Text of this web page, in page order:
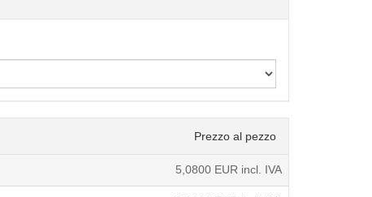
Prezzo al pezzo
5,0800 EUR incl. IVA